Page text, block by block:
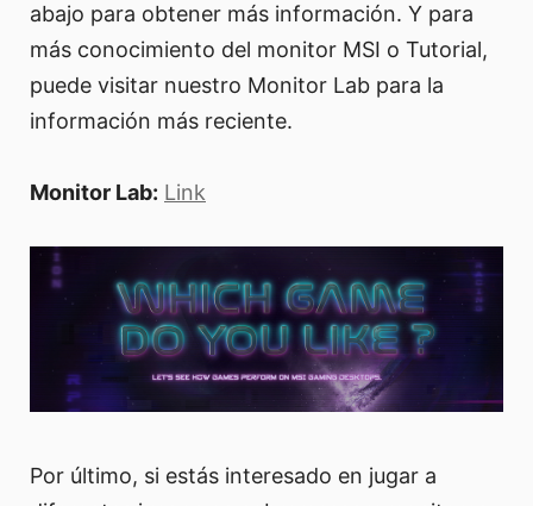
abajo para obtener más información. Y para
más conocimiento del monitor MSI o Tutorial,
puede visitar nuestro Monitor Lab para la
información más reciente.
Monitor Lab: Link
Por último, si estás interesado en jugar a